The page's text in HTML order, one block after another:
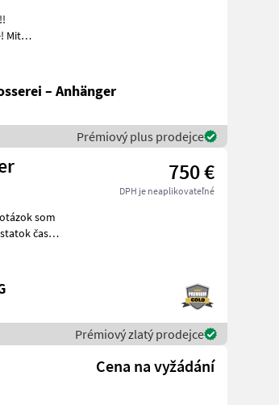
– Anhänger
Prémiový plus prodejce
750 €
DPH je neaplikovateľné
Prémiový zlatý prodejce
Cena na vyžádání